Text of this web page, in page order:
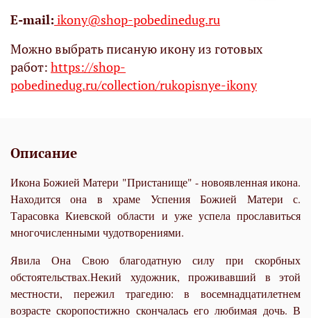
Е-mail: ikony@shop-pobedinedug.ru
Можно выбрать писаную икону из готовых
работ: https://shop-
pobedinedug.ru/collection/rukopisnye-ikony
Описание
Икона Божией Матери "Пристанище" - новоявленная икона.
Находится она в храме Успения Божией Матери с.
Тарасовка Киевской области и уже успела прославиться
многочисленными чудотворениями.
Явила Она Свою благодатную силу при скорбных
обстоятельствах.Некий художник, проживавший в этой
местности, пережил трагедию: в восемнадцатилетнем
возрасте скоропостижно скончалась его любимая дочь. В